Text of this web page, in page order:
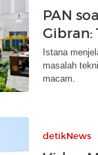
PAN
Gibran:
Istana
masalah
macam.
detikNews